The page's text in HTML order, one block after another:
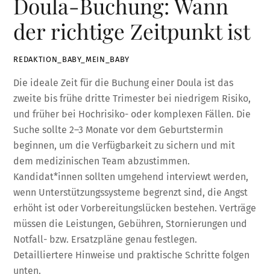
Doula-Buchung: Wann
der richtige Zeitpunkt ist
REDAKTION_BABY_MEIN_BABY
Die ideale Zeit für die Buchung einer Doula ist das
zweite bis frühe dritte Trimester bei niedrigem Risiko,
und früher bei Hochrisiko- oder komplexen Fällen. Die
Suche sollte 2–3 Monate vor dem Geburtstermin
beginnen, um die Verfügbarkeit zu sichern und mit
dem medizinischen Team abzustimmen.
Kandidat*innen sollten umgehend interviewt werden,
wenn Unterstützungssysteme begrenzt sind, die Angst
erhöht ist oder Vorbereitungslücken bestehen. Verträge
müssen die Leistungen, Gebühren, Stornierungen und
Notfall- bzw. Ersatzpläne genau festlegen.
Detailliertere Hinweise und praktische Schritte folgen
unten.